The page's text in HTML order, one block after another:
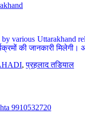
Uttarakhand
की जानकारी
,प्रहलाद तडियाल
9910532720